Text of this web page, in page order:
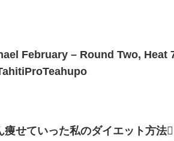
February – Round Two, Heat
せていった私のダイエット方法